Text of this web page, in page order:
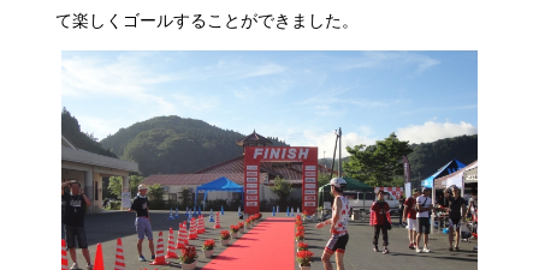
て楽しくゴールすることができました。